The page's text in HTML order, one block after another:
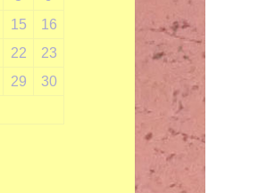
15
16
22
23
29
30